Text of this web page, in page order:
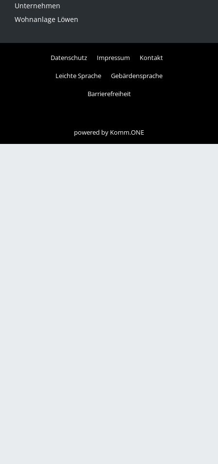
Unternehmen
Wohnanlage Löwen
Datenschutz Impressum Kontakt
Leichte Sprache Gebärdensprache
Barrierefreiheit
powered by Komm.ONE